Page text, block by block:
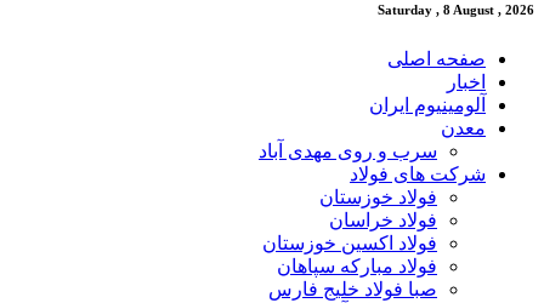
Saturday , 8 August , 2026
صفحه اصلی
اخبار
آلومینیوم ایران
معدن
سرب و روی مهدی آباد
شرکت های فولاد
فولاد خوزستان
فولاد خراسان
فولاد اکسین خوزستان
فولاد مبارکه سپاهان
صبا فولاد خلیج فارس